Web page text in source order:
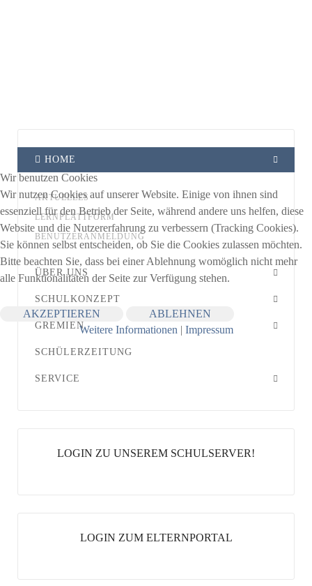
HOME
AKTUELLES
LERNPLATTFORM
BENUTZERANMELDUNG
ÜBER UNS
SCHULKONZEPT
GREMIEN
SCHÜLERZEITUNG
SERVICE
LOGIN ZU UNSEREM SCHULSERVER!
LOGIN ZUM ELTERNPORTAL
Wir benutzen Cookies
Wir nutzen Cookies auf unserer Website. Einige von ihnen sind
essenziell für den Betrieb der Seite, während andere uns helfen, diese
Website und die Nutzererfahrung zu verbessern (Tracking Cookies).
Sie können selbst entscheiden, ob Sie die Cookies zulassen möchten.
Bitte beachten Sie, dass bei einer Ablehnung womöglich nicht mehr
alle Funktionalitäten der Seite zur Verfügung stehen.
AKZEPTIEREN
ABLEHNEN
Weitere Informationen | Impressum